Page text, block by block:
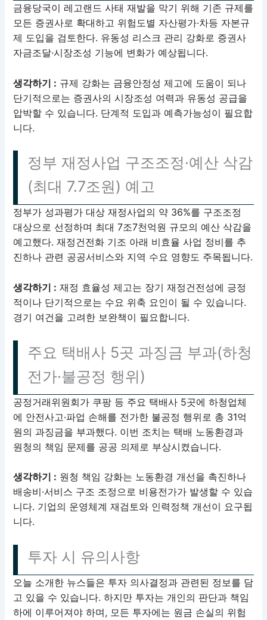
금융당국이 레고랜드 사태 재발을 막기 위해 기존 규제를
모든 증권사로 확대하고 위험도별 자산평가·차등 자본규
제 도입을 검토한다. 유동성 리스크 관리 강화로 증권사
자금조달·시장조성 기능에 변화가 예상됩니다.
생각하기 : 규제 강화는 금융안정성 제고에 도움이 되나
단기적으로는 증권사의 시장조성 여력과 유동성 공급을
압박할 수 있습니다. 단계적 도입과 예측가능성이 필요합
니다.
정부 재정사업 구조조정·예산 삭감
(최대 7.7조원) 예고
정부가 성과평가 대상 재정사업의 약 36%를 구조조정
대상으로 선정하며 최대 7조7천억원 규모의 예산 삭감을
예고했다. 재정건전화 기조 아래 비효율 사업 정비를 추
진하나 관련 공공서비스와 지역 수요 영향도 주목됩니다.
생각하기 : 재정 효율성 제고는 장기 재정건전성에 긍정
적이나 단기적으로는 수요 위축 요인이 될 수 있습니다.
경기 여건을 고려한 보완책이 필요합니다.
주요 택배사 5곳 과징금 부과(하청
전가·불공정 행위)
공정거래위원회가 쿠팡 등 주요 택배사 5곳에 하청업체
에 안전사고·파업 손해를 전가한 불공정 행위로 총 31억
원의 과징금을 부과했다. 이번 조치는 택배 노동환경과
원청의 책임 문제를 공공 의제로 부상시켰습니다.
생각하기 : 원청 책임 강화는 노동환경 개선을 촉진하나
배송비·서비스 구조 조정으로 비용전가가 발생할 수 있습
니다. 기업의 운영체계 재검토와 인력정책 개선이 요구됩
니다.
투자 시 유의사항
오늘 소개한 뉴스들은 투자 의사결정과 관련된 정보를 담
고 있을 수 있습니다. 하지만 투자는 개인의 판단과 책임
하에 이루어져야 하며, 모든 투자에는 원금 손실의 위험